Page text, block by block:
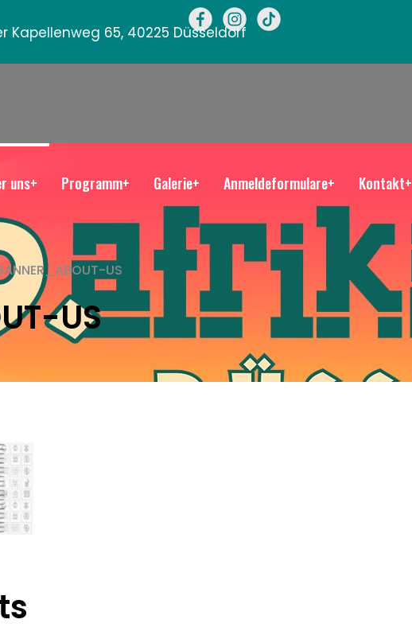
Kapellenweg 65, 40225 Düsseldorf
uns+ Programm+ Galerie+ Anmeldeformulare+ Kontakt+
US
US